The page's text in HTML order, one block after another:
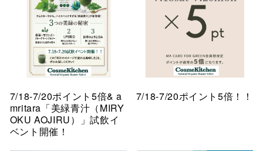
7/18-7/20ポイント5倍& a
mritara「美緑青汁（MIRY
OKU AOJIRU）」試飲イ
ベント開催！
7/18-7/20ポイント5倍！！